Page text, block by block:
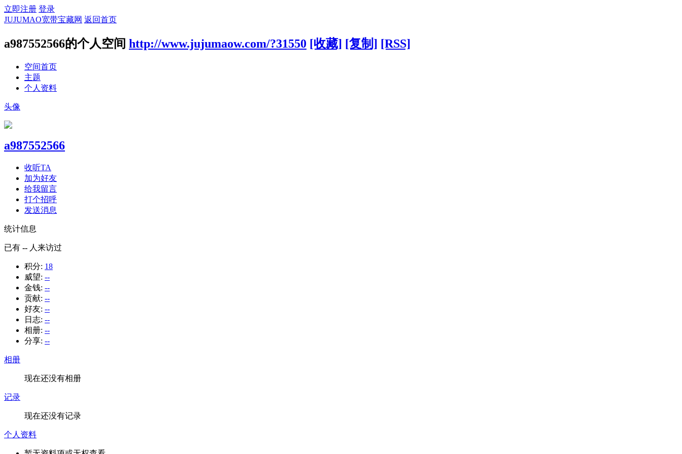
立即注册 登录
JUJUMAO宽带宝藏网 返回首页
a987552566的个人空间 http://www.jujumaow.com/?31550 [收藏] [复制] [RSS]
空间首页
主题
个人资料
头像
a987552566
收听TA
加为好友
给我留言
打个招呼
发送消息
统计信息
已有 -- 人来访过
积分: 18
威望: --
金钱: --
贡献: --
好友: --
日志: --
相册: --
分享: --
相册
现在还没有相册
记录
现在还没有记录
个人资料